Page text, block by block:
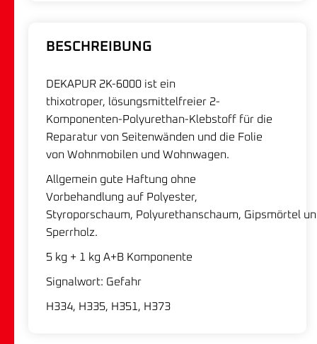
BESCHREIBUNG
DEKAPUR 2K-6000 ist ein
thixotroper, lösungsmittelfreier 2-
Komponenten-Polyurethan-Klebstoff für die
Reparatur von Seitenwänden und die Folie
von Wohnmobilen und Wohnwagen.
Allgemein gute Haftung ohne
Vorbehandlung auf Polyester,
Styroporschaum, Polyurethanschaum, Gipsmörtel
Sperrholz.
5 kg + 1 kg A+B Komponente
Signalwort: Gefahr
H334, H335, H351, H373